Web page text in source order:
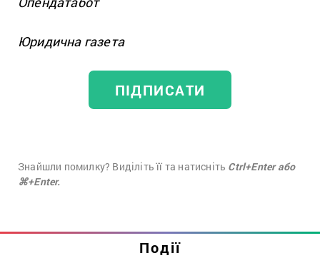
Юридична газета
ПІДПИСАТИ
Знайшли помилку? Виділіть її та натисніть Ctrl+Enter або
⌘+Enter.
Події